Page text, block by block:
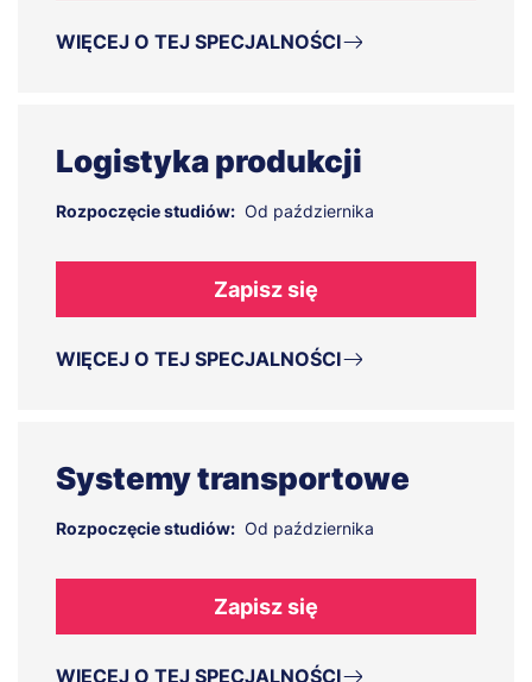
WIĘCEJ O TEJ SPECJALNOŚCI
Logistyka produkcji
Rozpoczęcie studiów: Od października
Zapisz się
WIĘCEJ O TEJ SPECJALNOŚCI
Systemy transportowe
Rozpoczęcie studiów: Od października
Zapisz się
WIĘCEJ O TEJ SPECJALNOŚCI